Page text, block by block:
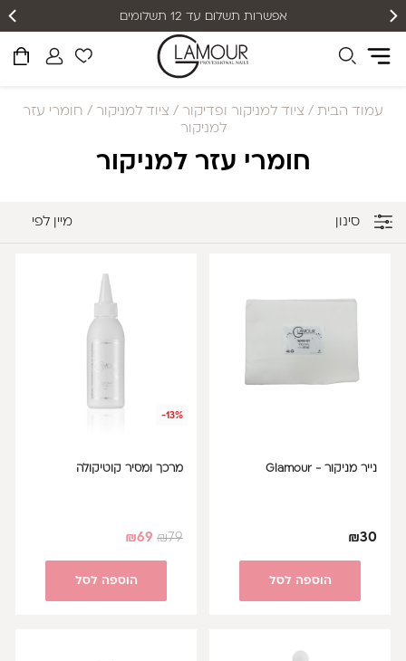
אפשרות תשלום עד 12 תשלומים
עמוד הבית / ציוד למניקור ופדיקור / ציוד למניקור / חומרי עזר
למניקור
חומרי עזר למניקור
סינון מיין לפי
נייר מניקור - Glamour
₪30
הוספה לסל
-13%
מרכך ומסיר קוטיקולה
₪79
₪69
הוספה לסל